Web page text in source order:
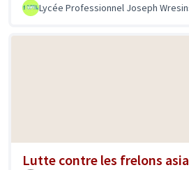
Lycée Professionnel Joseph
Lutte contre les frelons